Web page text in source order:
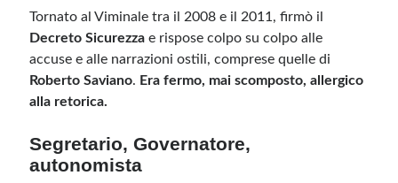
Tornato al Viminale tra il 2008 e il 2011, firmò il
Decreto Sicurezza e rispose colpo su colpo alle
accuse e alle narrazioni ostili, comprese quelle di
Roberto Saviano. Era fermo, mai scomposto, allergico
alla retorica.
Segretario, Governatore,
autonomista